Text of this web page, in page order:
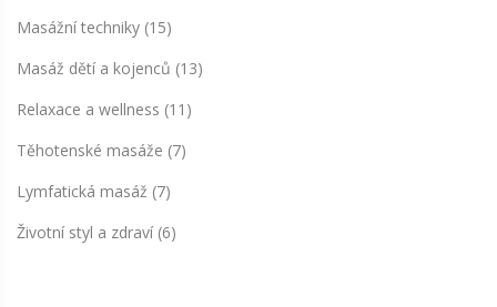
Masážní techniky (15)
Masáž dětí a kojenců (13)
Relaxace a wellness (11)
Těhotenské masáže (7)
Lymfatická masáž (7)
Životní styl a zdraví (6)